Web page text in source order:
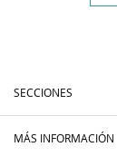
SECCIONES
MÁS INFORMACIÓN